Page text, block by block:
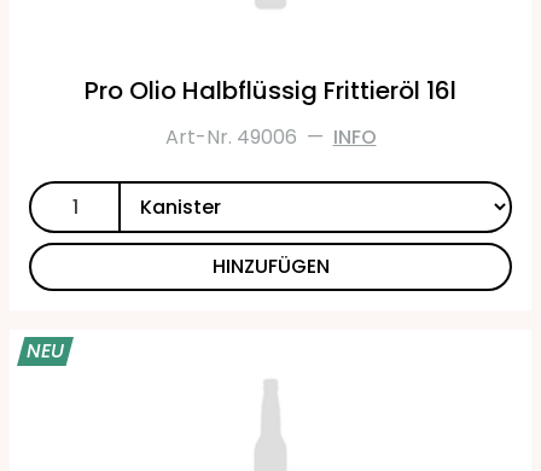
Pro Olio Halbflüssig Frittieröl 16l
Art-Nr. 49006 — INFO
HINZUFÜGEN
NEU